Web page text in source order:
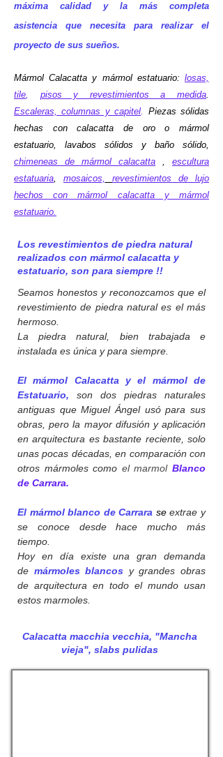
diseño
expectacular,
has
llegado
sitio
justo.
Personal
Marble,
te
ofrece
bloques-
slabs-
placas-
tiles
calacatas
como
este,
para
embellecer
los
ambientes
de
proyectos
de
piedra
natural.
máxima calidad y la más completa
asistencia que necesita para realizar el
proyecto de sus sueños.
Mármol Calacatta y mármol estatuario: losas,
tile, pisos y revestimientos a medida.
Escaleras, columnas y capitel. Piezas sólidas
hechas con calacatta de oro o mármol
estatuario, lavabos sólidos y baño sólido,
chimeneas de mármol calacatta
, escultura
estatuaria, mosaicos,
revestimientos de lujo
hechos con mármol calacatta y mármol
estatuario.
Los revestimientos de piedra natural
realizados con mármol calacatta y
estatuario, son para siempre !!
Seamos honestos y reconozcamos que el
revestimiento de piedra natural es el más
hermoso.
La piedra natural, bien trabajada e
instalada es única y para siempre.
El mármol Calacatta y el mármol de
Estatuario,
son dos piedras naturales
antiguas que Miguel Ángel usó para sus
obras, pero la mayor difusión y aplicación
en arquitectura es bastante reciente, solo
unas pocas décadas, en comparación con
otros mármoles como el marmolBlanco
de Carrara.
El mármol blanco de Carrara se extrae y
se conoce desde hace mucho más
tiempo.
Hoy en día existe una gran demanda
de mármoles blancos y grandes obras
de arquitectura en todo el mundo usan
estos marmoles.
Calacatta macchia vecchia, "Mancha
vieja", slabs pulidas